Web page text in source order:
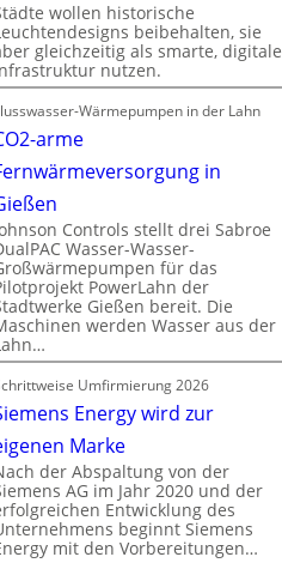
wollen historische
beibehalten, sie
gleichzeitig als smarte, digitale
nutzen.
Wärmepumpen in der Lahn
arme
in
Controls stellt drei Sabroe
Wasser-Wasser-
für das
PowerLahn der
Gießen bereit. Die
werden Wasser aus der
Umfirmierung 2026
Energy wird zur
Marke
der Abspaltung von der
AG im Jahr 2020 und der
Entwicklung des
beginnt Siemens
mit den Vorbereitungen…